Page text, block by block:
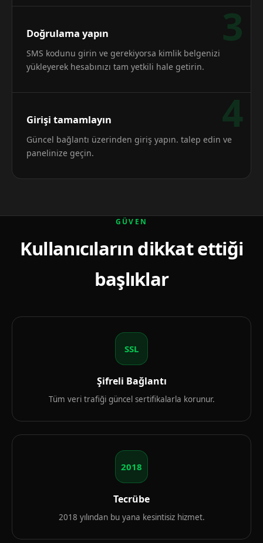
3
Doğrulama yapın
SMS kodunu girin ve gerekiyorsa kimlik belgenizi
yükleyerek hesabınızı tam yetkili hale getirin.
4
Girişi tamamlayın
Güncel bağlantı üzerinden giriş yapın. talep edin ve
panelinize geçin.
GÜVEN
Kullanıcıların dikkat ettiği
başlıklar
SSL
Şifreli Bağlantı
Tüm veri trafiği güncel sertifikalarla korunur.
2018
Tecrübe
2018 yılından bu yana kesintisiz hizmet.